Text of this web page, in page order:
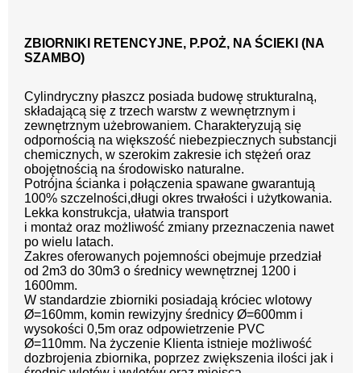
ZBIORNIKI RETENCYJNE, P.POŻ, NA ŚCIEKI (NA
SZAMBO)
Cylindryczny płaszcz posiada budowę strukturalną,
składającą się z trzech warstw z wewnętrznym i
zewnętrznym użebrowaniem. Charakteryzują się
odpornością na większość niebezpiecznych substancji
chemicznych, w szerokim zakresie ich stężeń oraz
obojętnością na środowisko naturalne.
Potrójna ścianka i połączenia spawane gwarantują
100% szczelności,długi okres trwałości i użytkowania.
Lekka konstrukcja, ułatwia transport
i montaż oraz możliwość zmiany przeznaczenia nawet
po wielu latach.
Zakres oferowanych pojemności obejmuje przedział
od 2m3 do 30m3 o średnicy wewnętrznej 1200 i
1600mm.
W standardzie zbiorniki posiadają króciec wlotowy
Ø=160mm, komin rewizyjny średnicy Ø=600mm i
wysokości 0,5m oraz odpowietrzenie PVC
Ø=110mm. Na życzenie Klienta istnieje możliwość
dozbrojenia zbiornika, poprzez zwiększenia ilości jak i